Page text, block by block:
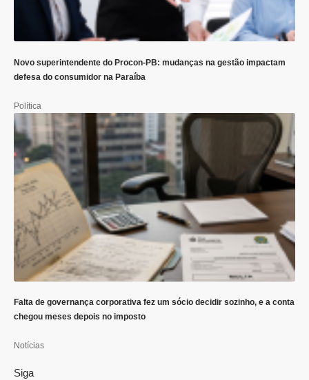
Novo superintendente do Procon-PB: mudanças na gestão impactam
defesa do consumidor na Paraíba
Política
Falta de governança corporativa fez um sócio decidir sozinho, e a conta
chegou meses depois no imposto
Notícias
Siga